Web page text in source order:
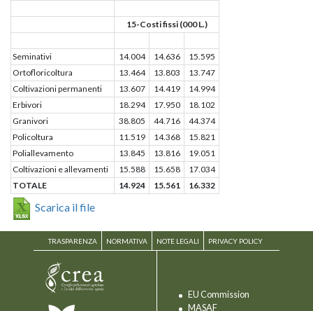
15-Costi fissi (000 L.)
Seminativi 14.004 14.636
15.595
Ortofloricoltura
13.464 13.803
13.747
Coltivazioni permanenti
13.607 14.419
14.994
Erbivori
18.294 17.950
18.102
Granivori
38.805 44.716
44.374
Policoltura
11.519 14.368
15.821
Poliallevamento
13.845 13.816
19.051
Coltivazioni e allevamenti
15.588 15.658
17.034
TOTALE
14.924 15.561 16.332
Scarica il file
TRASPARENZA NORMATIVA NOTE LEGALI PRIVACY POLICY
EU Commission
MASAF